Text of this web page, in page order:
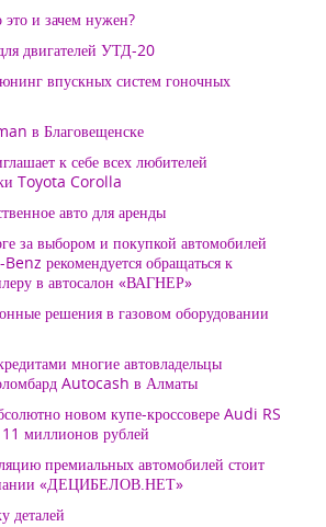
и зачем нужен?
двигателей УТД-20
впускных систем гоночных
в Благовещенске
к себе всех любителей
Toyota Corolla
авто для аренды
за выбором и покупкой автомобилей
рекомендуется обращаться к
в автосалон «ВАГНЕР»
решения в газовом оборудовании
многие автовладельцы
Autocash в Алматы
новом купе-кроссовере Audi RS
миллионов рублей
премиальных автомобилей стоит
«ДЕЦИБЕЛОВ.НЕТ»
деталей